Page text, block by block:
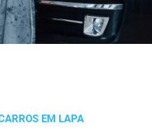
EM LAPA